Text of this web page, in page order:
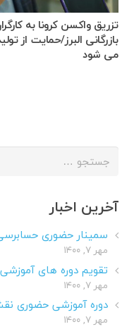
تزریق واکسن کرونا به
بازرگانی البرز/حمایت از
می شود
جستجو
آخرین اخبار
سمینار حضوری
مهر ۷, ۱۴۰۰
تقویم دوره های آموزشی
مهر ۷, ۱۴۰۰
دوره آموزشی حضوری
مهر ۷, ۱۴۰۰